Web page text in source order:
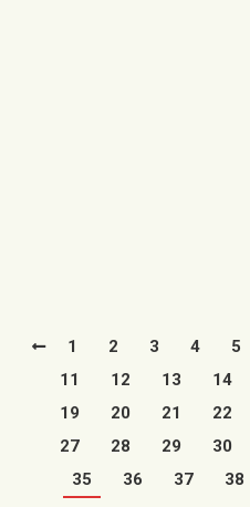
1 2 3 4 5
11
12 13 14
19
20 21 22
27
28 29 30
35
36 37 38